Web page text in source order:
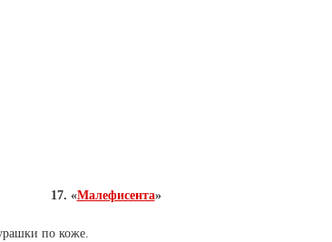
17. «Малефисента»
по коже.